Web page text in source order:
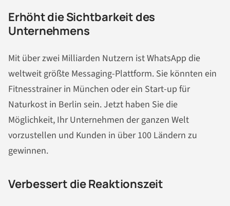
Erhöht die Sichtbarkeit des
Unternehmens
Mit über zwei Milliarden Nutzern ist WhatsApp die
weltweit größte Messaging-Plattform. Sie könnten ein
Fitnesstrainer in München oder ein Start-up für
Naturkost in Berlin sein. Jetzt haben Sie die
Möglichkeit, Ihr Unternehmen der ganzen Welt
vorzustellen und Kunden in über 100 Ländern zu
gewinnen.
Verbessert die Reaktionszeit